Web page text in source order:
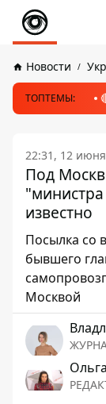
Новости
ТОПТЕМЫ:
22:31, 12 июня
Под
известно
Посылка со
бывшего
Москвой